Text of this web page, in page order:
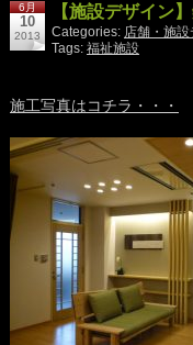
6月
10
2013
【施設デザイン
Categories: 店舗・施設
Tags: 福祉施設
施工写真はコチラ・・・